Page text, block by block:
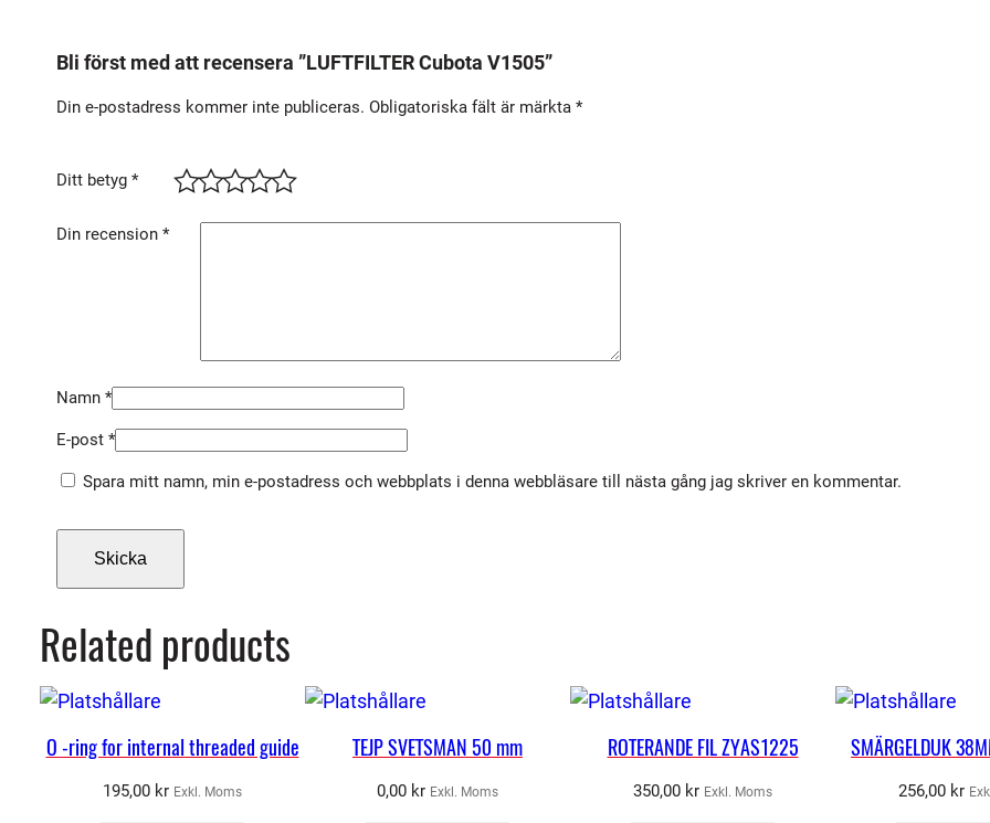
Bli först med att recensera ”LUFTFILTER Cubota V1505”
Din e-postadress kommer inte publiceras. Obligatoriska fält är märkta *
Ditt betyg *
Din recension *
Namn *
E-post *
Spara mitt namn, min e-postadress och webbplats i denna webbläsare till nästa gång jag skriver en kommentar.
Related products
O -ring for internal threaded guide
195,00 kr Exkl. Moms
TEJP SVETSMAN 50 mm
0,00 kr Exkl. Moms
ROTERANDE FIL ZYAS1225
350,00 kr Exkl. Moms
SMÄRGELDUK
256,00 kr